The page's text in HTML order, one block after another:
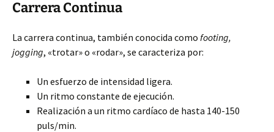
Carrera Continua
La carrera continua, también conocida como footing,
jogging, «trotar» o «rodar», se caracteriza por:
Un esfuerzo de intensidad ligera.
Un ritmo constante de ejecución.
Realización a un ritmo cardíaco de hasta 140-150
puls/min.